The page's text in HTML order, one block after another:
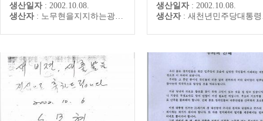
생산일자 : 2002.10.08.
생산자 : 노무현을지지하는광주.전남지역대학교수일동
생산일자 : 2002.10.08.
생산자 : 새천년민주당대통령후보 노무현